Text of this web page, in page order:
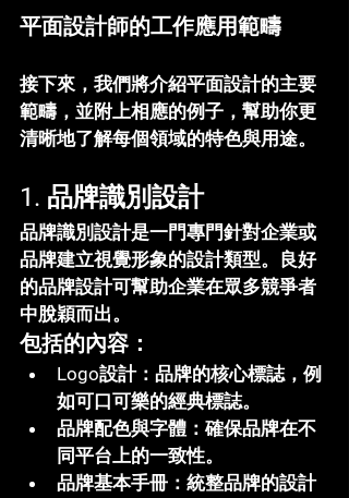
平面設計師的工作應用範疇
接下來，我們將介紹平面設計的主要
範疇，並附上相應的例子，幫助你更
清晰地了解每個領域的特色與用途。
1. 品牌識別設計
品牌識別設計是一門專門針對企業或
品牌建立視覺形象的設計類型。良好
的品牌設計可幫助企業在眾多競爭者
中脫穎而出。
包括的內容：
Logo設計：品牌的核心標誌，例
如可口可樂的經典標誌。
品牌配色與字體 ：確保品牌在不
同平台上的一致性。
品牌基本手冊 ：統整品牌的設計